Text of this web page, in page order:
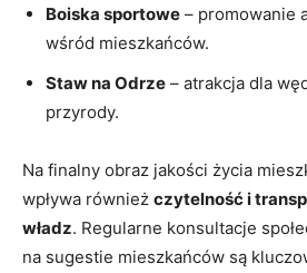
Boiska sportowe – promowanie
wśród mieszkańców.
Staw na Odrze – atrakcja dla
przyrody.
Na finalny obraz jakości życia
wpływa również czytelność i
władz. Regularne konsultacje
na sugestie mieszkańców są